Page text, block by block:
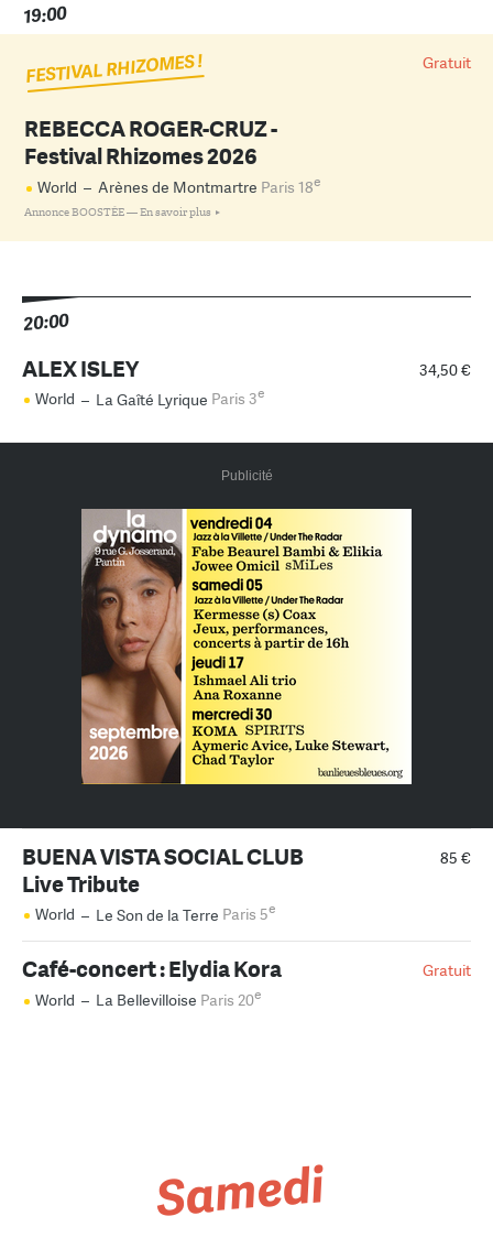
19:00
Gratuit
FESTIVAL RHIZOMES !
REBECCA ROGER-CRUZ -
Festival Rhizomes 2026
World – Arènes de Montmartre Paris 18e
Annonce BOOSTÉE —En savoir plus
20:00
34,50 €
ALEX ISLEY
World – La Gaîté Lyrique Paris 3e
Publicité
85 €
BUENA VISTA SOCIAL CLUB
Live Tribute
World – Le Son de la Terre Paris 5e
Gratuit
Café-concert : Elydia Kora
World – La Bellevilloise Paris 20e
Samedi